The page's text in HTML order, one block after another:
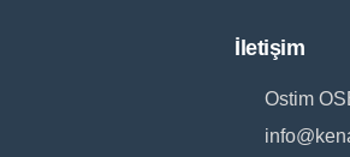
İletişim
Ostim